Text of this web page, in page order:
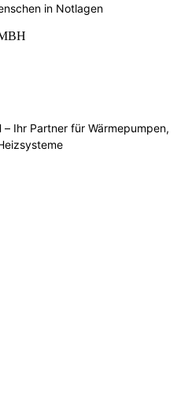
in Notlagen
– Ihr Partner für Wärmepumpen,